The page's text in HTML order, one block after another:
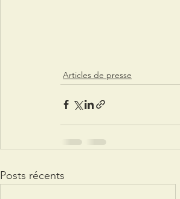
Articles de presse
Posts récents